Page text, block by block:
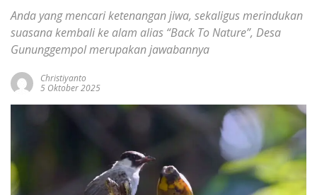
Anda yang mencari ketenangan jiwa, sekaligus merindukan
suasana kembali ke alam alias “Back To Nature”, Desa
Gununggempol merupakan jawabannya
Christiyanto
5 Oktober 2025